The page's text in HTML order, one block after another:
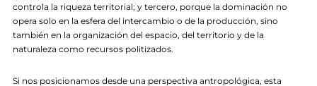
controla la riqueza territorial; y tercero, porque la dominación no
opera solo en la esfera del intercambio o de la producción, sino
también en la organización del espacio, del territorio y de la
naturaleza como recursos politizados.
Si nos posicionamos desde una perspectiva antropológica, esta